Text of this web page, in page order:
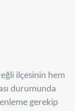
ilçesinin hem
durumunda
gerekip